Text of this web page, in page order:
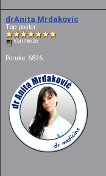
drAnita Mrdakovic
Top poster
Van mreže
Poruke: 6826